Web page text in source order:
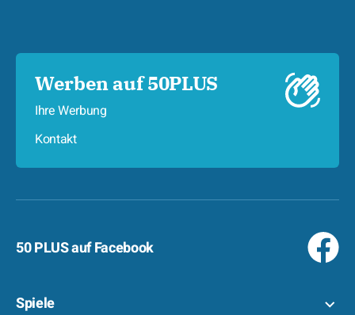
Werben auf 50PLUS
Ihre Werbung
Kontakt
50 PLUS auf Facebook
Spiele